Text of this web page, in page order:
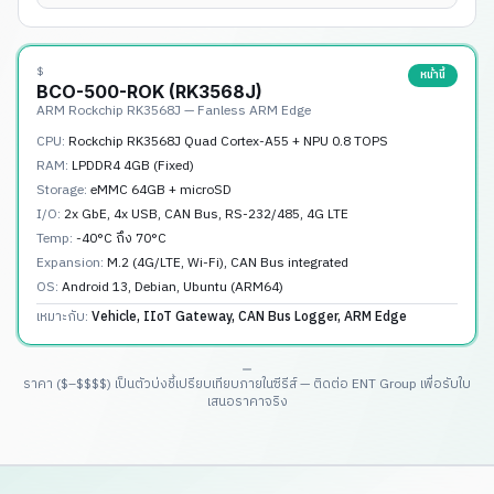
$
BCO-500-ROK (RK3568J)
ARM Rockchip RK3568J — Fanless ARM Edge
หน้านี้
CPU: Rockchip RK3568J Quad Cortex-A55 + NPU 0.8 TOPS
RAM: LPDDR4 4GB (Fixed)
Storage: eMMC 64GB + microSD
I/O: 2x GbE, 4x USB, CAN Bus, RS-232/485, 4G LTE
Temp: -40°C ถึง 70°C
Expansion: M.2 (4G/LTE, Wi-Fi), CAN Bus integrated
OS: Android 13, Debian, Ubuntu (ARM64)
เหมาะกับ: Vehicle, IIoT Gateway, CAN Bus Logger, ARM Edge
ราคา ($–$$$$) เป็นตัวบ่งชี้เปรียบเทียบภายในซีรีส์ — ติดต่อ ENT Group เพื่อรับใบ
เสนอราคาจริง